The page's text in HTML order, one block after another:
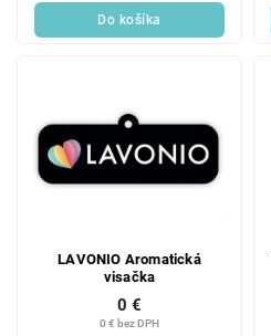
Do košíka
LAVONIO Aromatická
visačka
0 € bez DPH
0 €